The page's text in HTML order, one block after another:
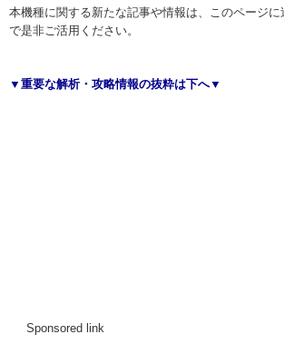
本機種に関する新たな記事や情報は、このページ
で是非ご活用ください。
▼重要な解析・攻略情報の抜粋は下へ▼
Sponsored link